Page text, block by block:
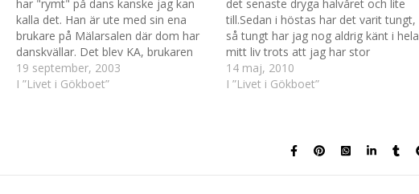
har "rymt" på dans kanske jag kan
kalla det. Han är ute med sin ena
brukare på Mälarsalen där dom har
danskvällar. Det blev KA, brukaren
några fler brukare och dess
ledsagare/assistenter. Det är också
19 september, 2003
I ”Livet i Gökboet”
det senaste dryga halvåret och lite
till.Sedan i höstas har det varit tungt,
så tungt har jag nog aldrig känt i hela
mitt liv trots att jag har stor
erfarenhet av svårigheter men oftast
har jag ändå haft glädjen som
14 maj, 2010
I ”Livet i Gökboet”